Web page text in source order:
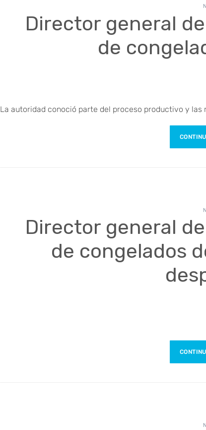
Director general
de
La autoridad conoció parte del proceso productivo y
Director general
de congelados